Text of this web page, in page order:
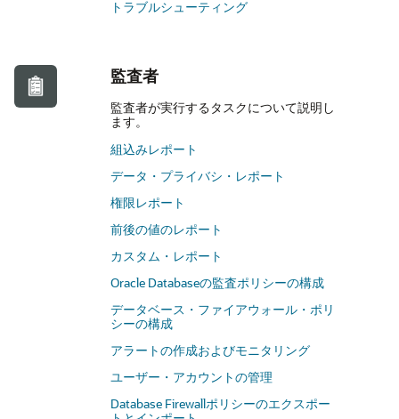
トラブルシューティング
監査者
監査者が実行するタスクについて説明し
ます。
組込みレポート
データ・プライバシ・レポート
権限レポート
前後の値のレポート
カスタム・レポート
Oracle Databaseの監査ポリシーの構成
データベース・ファイアウォール・ポリ
シーの構成
アラートの作成およびモニタリング
ユーザー・アカウントの管理
Database Firewallポリシーのエクスポー